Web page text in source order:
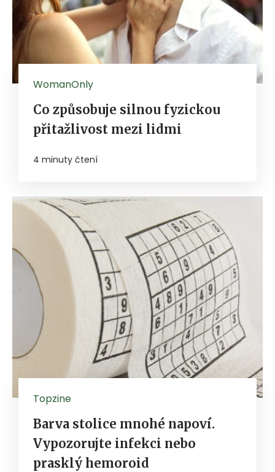
WomanOnly
Co způsobuje silnou fyzickou
přitažlivost mezi lidmi
4 minuty čtení
Topzine
Barva stolice mnohé napoví.
Vypozorujte infekci nebo
prasklý hemoroid